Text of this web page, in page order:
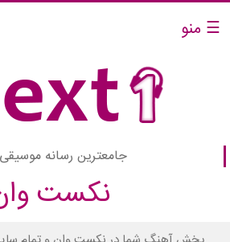
☰ منو
جامعترین رسانه
نکست